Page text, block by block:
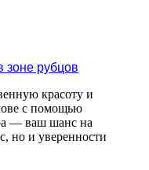
зоне рубцов
красоту и
с помощью
— ваш шанс на
но и уверенности